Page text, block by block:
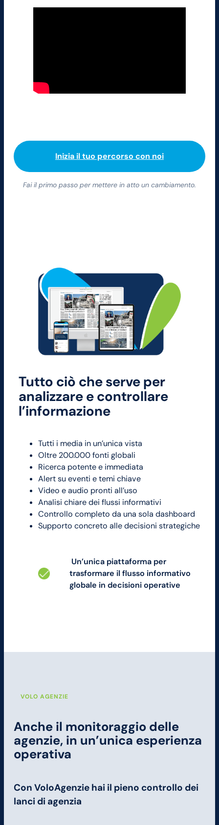
Inizia il tuo percorso con noi
Fai il primo passo per mettere in atto un cambiamento.
Tutto ciò che serve per
analizzare e controllare
l’informazione
Tutti i media in un’unica vista
Oltre 200.000 fonti globali
Ricerca potente e immediata
Alert su eventi e temi chiave
Video e audio pronti all’uso
Analisi chiare dei flussi informativi
Controllo completo da una sola dashboard
Supporto concreto alle decisioni strategiche
Un’unica piattaforma per
trasformare il flusso informativo
globale in decisioni operative
VOLO AGENZIE
Anche il monitoraggio delle
agenzie, in un’unica esperienza
operativa
Con VoloAgenzie hai il pieno controllo dei
lanci di agenzia